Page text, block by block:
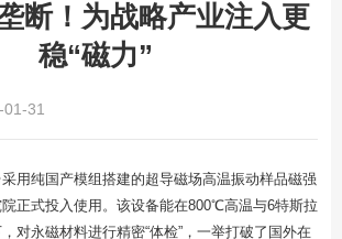
断！为战略产业注入更
稳“磁力”
31
用纯国产模组搭建的超导磁场高温振动样品磁强
正式投入使用。该设备能在800℃高温与6特斯拉
对永磁材料进行精密“体检”，一举打破了国外在